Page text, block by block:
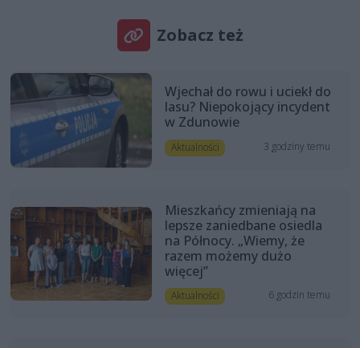
Zobacz też
Wjechał do rowu i uciekł do
lasu? Niepokojący incydent
w Zdunowie
Aktualności 3 godziny temu
Mieszkańcy zmieniają na
lepsze zaniedbane osiedla
na Północy. „Wiemy, że
razem możemy dużo
więcej”
Aktualności 6 godzin temu